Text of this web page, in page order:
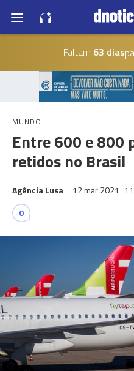
Faltam 63 dias
MUNDO
Entre 600 e 800
retidos no Brasil
Agência Lusa 12 mar 2021
0